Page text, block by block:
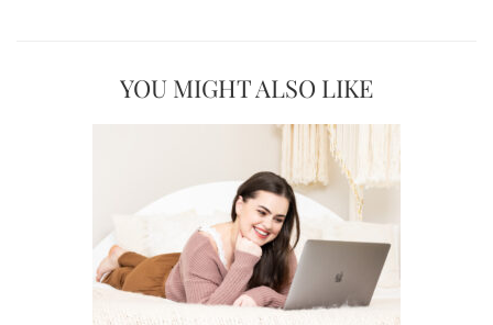
YOU MIGHT ALSO LIKE